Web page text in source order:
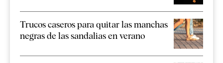
Trucos caseros para quitar las manchas
negras de las sandalias en verano